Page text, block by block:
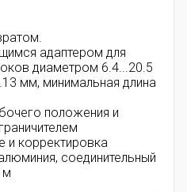
адаптером для
диаметром 6.4...20.5
мм, минимальная длина
положения и
и корректировка
соединительный
м